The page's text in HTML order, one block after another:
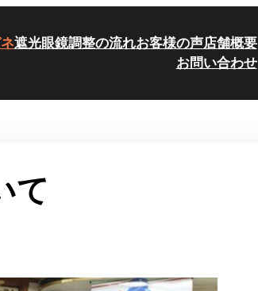
遮光眼鏡調整の流れお客様の声店舗概要
お問い合わせ
て